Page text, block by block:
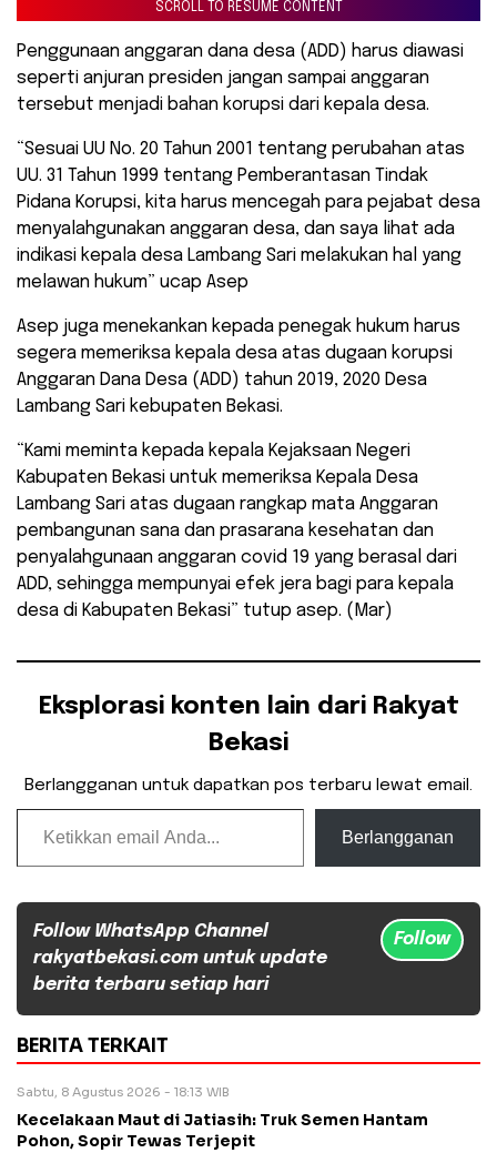
SCROLL TO RESUME CONTENT
Penggunaan anggaran dana desa (ADD) harus diawasi
seperti anjuran presiden jangan sampai anggaran
tersebut menjadi bahan korupsi dari kepala desa.
“Sesuai UU No. 20 Tahun 2001 tentang perubahan atas
UU. 31 Tahun 1999 tentang Pemberantasan Tindak
Pidana Korupsi, kita harus mencegah para pejabat desa
menyalahgunakan anggaran desa, dan saya lihat ada
indikasi kepala desa Lambang Sari melakukan hal yang
melawan hukum” ucap Asep
Asep juga menekankan kepada penegak hukum harus
segera memeriksa kepala desa atas dugaan korupsi
Anggaran Dana Desa (ADD) tahun 2019, 2020 Desa
Lambang Sari kebupaten Bekasi.
“Kami meminta kepada kepala Kejaksaan Negeri
Kabupaten Bekasi untuk memeriksa Kepala Desa
Lambang Sari atas dugaan rangkap mata Anggaran
pembangunan sana dan prasarana kesehatan dan
penyalahgunaan anggaran covid 19 yang berasal dari
ADD, sehingga mempunyai efek jera bagi para kepala
desa di Kabupaten Bekasi” tutup asep. (Mar)
Eksplorasi konten lain dari Rakyat
Bekasi
Berlangganan untuk dapatkan pos terbaru lewat email.
Ketikkan email Anda...
Berlangganan
Follow WhatsApp Channel
rakyatbekasi.com untuk update
berita terbaru setiap hari
Follow
BERITA TERKAIT
Sabtu, 8 Agustus 2026 - 18:13 WIB
Kecelakaan Maut di Jatiasih: Truk Semen Hantam
Pohon, Sopir Tewas Terjepit